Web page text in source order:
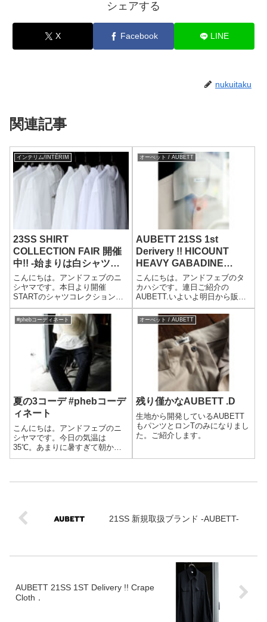
シェアする
X Facebook LINE
nukuitaku
関連記事
インテリム/INTĒRIM
23SS SHIRT
COLLECTION FAIR 開催
中!! -始まりは白シャツか
ら-
こんにちは。アンドフェブのニ
シヤマです。本日より開催
STARTのシャツコレクションフ
ェア。初日から見に来てくださ
るお客様もいて、非常に嬉しい
限りです。今週末までやってい
るので是非～。各種オンライン
サイトでも開催中です！詳しく
はこちらのブログ...
オーべット / AUBETT
AUBETT 21SS 1st
Derivery !! HICOUNT
HEAVY GABADINE
COACH JACKET
こんにちは。アンドフェブのタ
カハシです。連日ご紹介の
AUBETT.いよいよ明日から販売
開始です。今の僕たちの気分に
ぴったりだし、作り込みももの
すごく良い。皆様にも是非手に
取って感じて欲しいモノばかり
です。 本日のご紹介はお探しの
方も多いライ...
#phebコーディネート
夏の3コーデ #phebコーデ
ィネート
こんにちは。アンドフェブのニ
シヤマです。今日の気温は
35℃。あまりに暑すぎて朝から
身体のだるさを感じました
に日に直射日光に弱くなってい
オーべット / AUBETT
残り僅かなAUBETT .D
生地から開発しているAUBETT
もパンツとロンTのみになりまし
た。ご紹介します。
21SS 新規取扱ブランド -AUBETT-
AUBETT 21SS 1ST Delivery !! Crape
Cloth．